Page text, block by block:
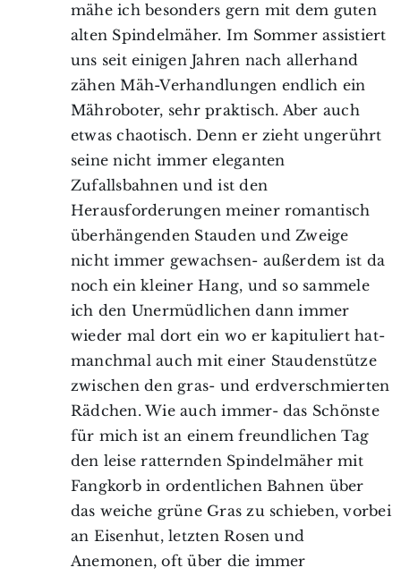
mähe ich besonders gern mit dem guten
alten Spindelmäher. Im Sommer assistiert
uns seit einigen Jahren nach allerhand
zähen Mäh-Verhandlungen endlich ein
Mähroboter, sehr praktisch. Aber auch
etwas chaotisch. Denn er zieht ungerührt
seine nicht immer eleganten
Zufallsbahnen und ist den
Herausforderungen meiner romantisch
überhängenden Stauden und Zweige
nicht immer gewachsen- außerdem ist da
noch ein kleiner Hang, und so sammele
ich den Unermüdlichen dann immer
wieder mal dort ein wo er kapituliert hat-
manchmal auch mit einer Staudenstütze
zwischen den gras- und erdverschmierten
Rädchen. Wie auch immer- das Schönste
für mich ist an einem freundlichen Tag
den leise ratternden Spindelmäher mit
Fangkorb in ordentlichen Bahnen über
das weiche grüne Gras zu schieben, vorbei
an Eisenhut, letzten Rosen und
Anemonen, oft über die immer